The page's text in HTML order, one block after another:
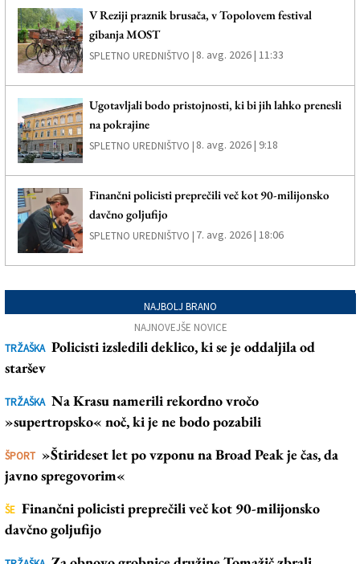
V Reziji praznik brusača, v Topolovem festival
gibanja MOST
SPLETNO UREDNIŠTVO | 8. avg. 2026 | 11:33
Ugotavljali bodo pristojnosti, ki bi jih lahko prenesli
na pokrajine
SPLETNO UREDNIŠTVO | 8. avg. 2026 | 9:18
Finančni policisti preprečili več kot 90-milijonsko
davčno goljufijo
SPLETNO UREDNIŠTVO | 7. avg. 2026 | 18:06
NAJBOLJ BRANO
NAJNOVEJŠE NOVICE
TRŽAŠKA Policisti izsledili deklico, ki se je oddaljila od
staršev
TRŽAŠKA Na Krasu namerili rekordno vročo
»supertropsko« noč, ki je ne bodo pozabili
ŠPORT »Štirideset let po vzponu na Broad Peak je čas, da
javno spregovorim«
ŠE Finančni policisti preprečili več kot 90-milijonsko
davčno goljufijo